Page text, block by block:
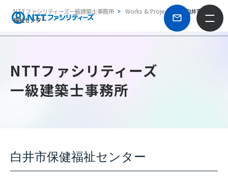
NTTファシリティーズ一級建築士事務所 Works & Projects
白井市保健
福祉センター
NTTファシリティーズ
一級建築士事務所
白井市保健福祉センター